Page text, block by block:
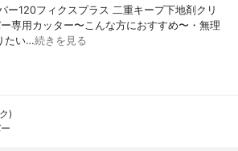
ー120フィクスプラス 二重キープ下地剤クリ
専用カッター〜こんな方におすすめ〜・無理
たい…続きを見る
)